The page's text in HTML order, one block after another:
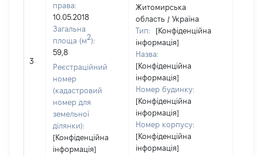
3
права:
10.05.2018
Загальна
площа (м2):
59,8
Реєстраційний
номер
(кадастровий
номер для
земельної
ділянки):
[Конфіденційна
інформація]
Житомирська
область / Україна
Тип:
[Конфіденційна
інформація]
Назва:
[Конфіденційна
інформація]
Номер будинку:
[Конфіденційна
інформація]
Номер корпусу:
[Конфіденційна
інформація]